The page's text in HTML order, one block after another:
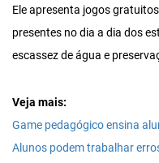
Ele apresenta jogos
presentes no dia a dia dos
escassez de água e
Veja mais:
Game pedagógico ensina
Alunos podem trabalhar